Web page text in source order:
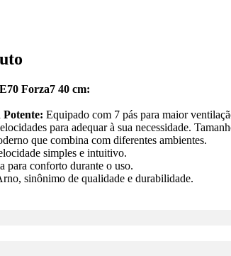
Forza7 40 cm:
Potente: Equipado com 7 pás para maior
para adequar à sua necessidade.
que combina com diferentes ambientes.
simples e intuitivo.
para conforto durante o uso.
sinônimo de qualidade e durabilidade.